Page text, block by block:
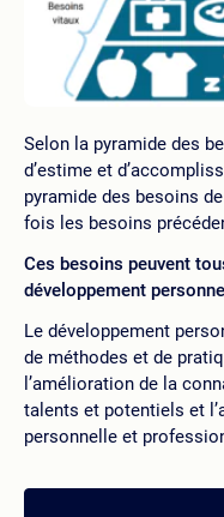
Selon la pyramide des
d’estime et
pyramide des besoins
fois les besoins
Ces besoins peuvent
développement
Le développement
de méthodes et de
l’amélioration de la
talents et potentiels et
personnelle et